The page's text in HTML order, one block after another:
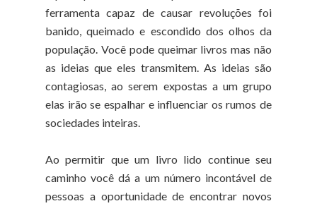
ferramenta capaz de causar revoluções foi
banido, queimado e escondido dos olhos da
população. Você pode queimar livros mas não
as ideias que eles transmitem. As ideias são
contagiosas, ao serem expostas a um grupo
elas irão se espalhar e influenciar os rumos de
sociedades inteiras.
Ao permitir que um livro lido continue seu
caminho você dá a um número incontável de
pessoas a oportunidade de encontrar novos